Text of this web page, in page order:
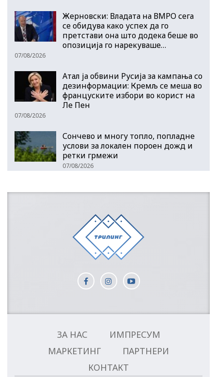
Жерновски: Владата на ВМРО сега
се обидува како успех да го
претстави она што додека беше во
опозиција го нарекуваше…
07/08/2026
Атал ја обвини Русија за кампања со
дезинформации: Кремљ се меша во
француските избори во корист на
Ле Пен
07/08/2026
Сончево и многу топло, попладне
услови за локален пороен дожд и
ретки грмежи
07/08/2026
ЗА НАС
ИМПРЕСУМ
МАРКЕТИНГ
ПАРТНЕРИ
КОНТАКТ